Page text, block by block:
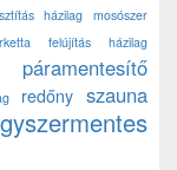
házilag
mosószer
felújítás házilag
páramentesítő
redőny szauna